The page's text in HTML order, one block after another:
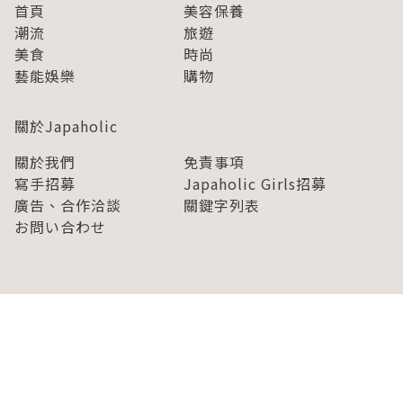
首頁
美容保養
潮流
旅遊
美食
時尚
藝能娛樂
購物
關於Japaholic
關於我們
免責事項
寫手招募
Japaholic Girls招募
廣告、合作洽談
關鍵字列表
お問い合わせ